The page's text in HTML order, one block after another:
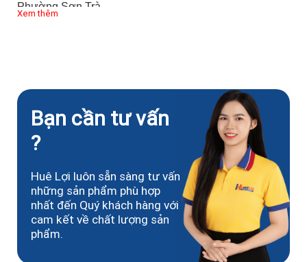
Phường Sơn Trà
Xem thêm
Bạn cần tư vấn
?
Huê Lợi luôn sẵn sàng tư vấn
những sản phẩm phù hợp
nhất đến Quý khách hàng với
cam kết về chất lượng sản
phẩm.